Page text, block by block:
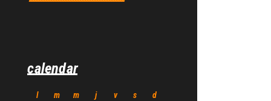
calendar
l m m j v s d